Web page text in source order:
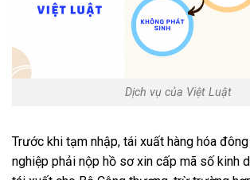
Dịch vụ của Việt Luật
Trước khi tạm nhập, tái xuất hàng hóa
nghiệp phải nộp hồ sơ xin cấp mã số kinh